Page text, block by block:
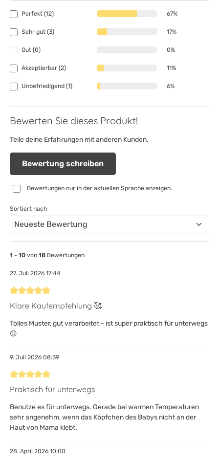
Perfekt (12) 67%
Sehr gut (3) 17%
Gut (0) 0%
Akzeptierbar (2) 11%
Unbefriedigend (1) 6%
Bewerten Sie dieses Produkt!
Teile deine Erfahrungen mit anderen Kunden.
Bewertung schreiben
Bewertungen nur in der aktuellen Sprache anzeigen.
Sortiert nach
1 - 10 von 18 Bewertungen
27. Juli 2026 17:44
Bewertung mit 5 von 5 Sternen
Klare Kaufempfehlung 🥰
Tolles Muster, gut verarbeitet - ist super praktisch für unterwegs
😊
9. Juli 2026 08:39
Bewertung mit 5 von 5 Sternen
Praktisch für unterwegs
Benutze es für unterwegs. Gerade bei warmen Temperaturen
sehr angenehm, wenn das Köpfchen des Babys nicht an der
Haut von Mama klebt.
28. April 2026 10:00